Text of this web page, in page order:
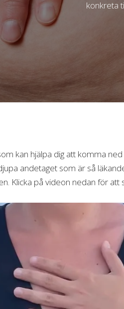
konkreta
kan hjälpa dig att komma
andetaget som är så
Klicka på videon nedan för att